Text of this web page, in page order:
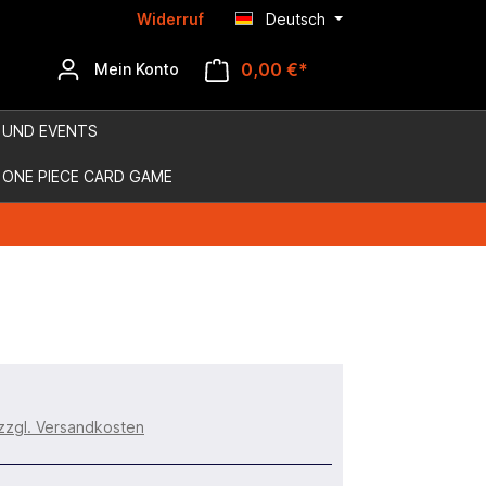
Widerruf Deutsch
Mein Konto 0,00 €*
EVENTS
ONE PIECE CARD GAME
Versandkosten